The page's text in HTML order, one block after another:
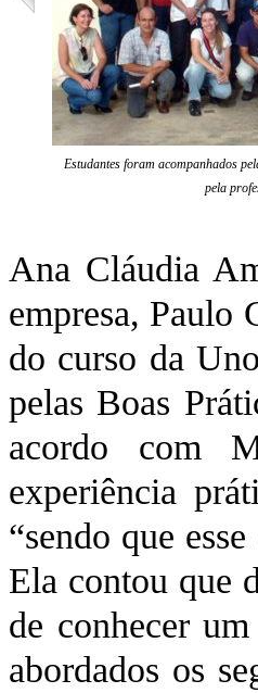
Estudantes foram acompanhados
pela
Ana Cláudia
empresa, Paulo
do curso da
pelas Boas
acordo com
experiência
“sendo que
Ela contou que
de conhecer
abordados os